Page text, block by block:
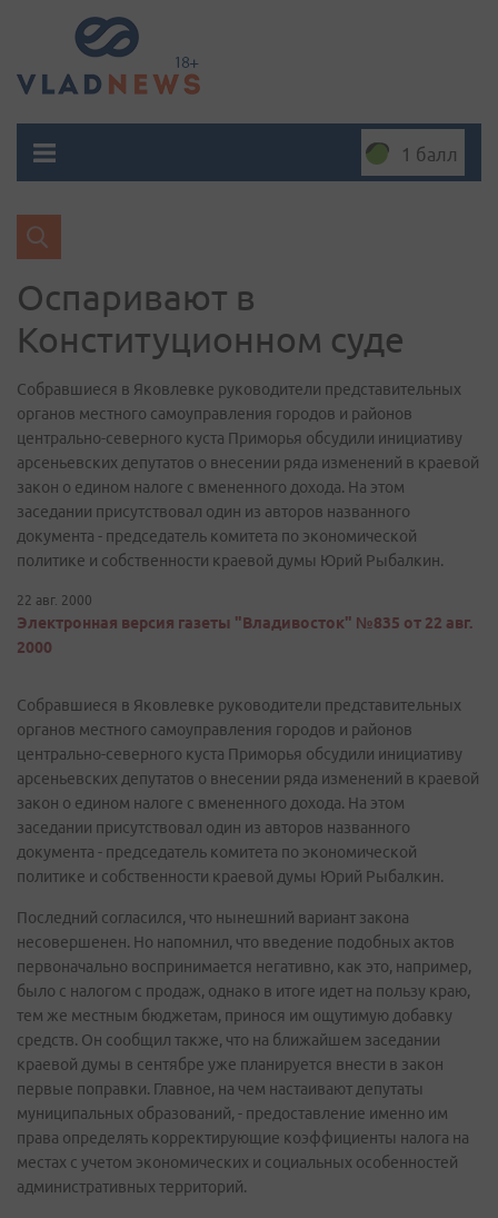
1 балл
Оспаривают в
Конституционном суде
Собравшиеся в Яковлевке руководители представительных
органов местного самоуправления городов и районов
центрально-северного куста Приморья обсудили инициативу
арсеньевских депутатов о внесении ряда изменений в краевой
закон о едином налоге с вмененного дохода. На этом
заседании присутствовал один из авторов названного
документа - председатель комитета по экономической
политике и собственности краевой думы Юрий Рыбалкин.
22 авг. 2000
Электронная версия газеты "Владивосток" №835 от 22 авг.
2000
Собравшиеся в Яковлевке руководители представительных
органов местного самоуправления городов и районов
центрально-северного куста Приморья обсудили инициативу
арсеньевских депутатов о внесении ряда изменений в краевой
закон о едином налоге с вмененного дохода. На этом
заседании присутствовал один из авторов названного
документа - председатель комитета по экономической
политике и собственности краевой думы Юрий Рыбалкин.
Последний согласился, что нынешний вариант закона
несовершенен. Но напомнил, что введение подобных актов
первоначально воспринимается негативно, как это, например,
было с налогом с продаж, однако в итоге идет на пользу краю,
тем же местным бюджетам, принося им ощутимую добавку
средств. Он сообщил также, что на ближайшем заседании
краевой думы в сентябре уже планируется внести в закон
первые поправки. Главное, на чем настаивают депутаты
муниципальных образований, - предоставление именно им
права определять корректирующие коэффициенты налога на
местах с учетом экономических и социальных особенностей
административных территорий.